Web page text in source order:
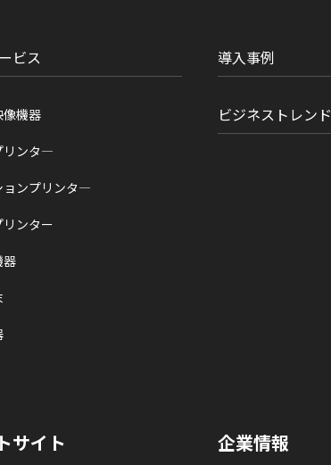
ビス
機器
リンタ―
ョンプリンタ―
ンター
器
導入事例
ビジネストレンド
サイト 企業情報